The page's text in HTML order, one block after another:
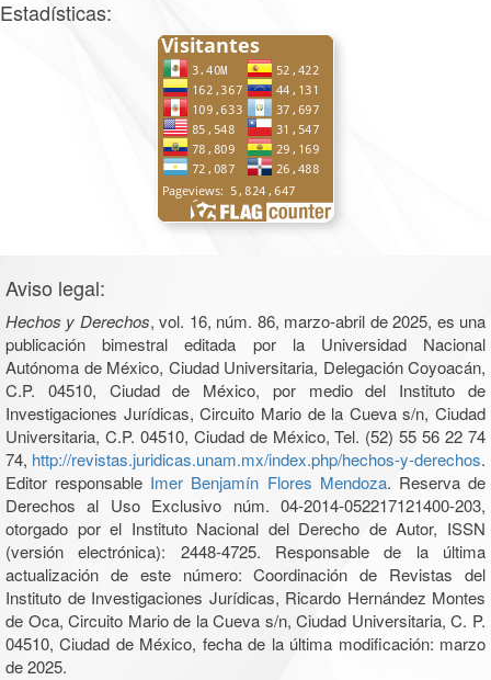
Estadísticas:
Aviso legal:
Hechos y Derechos, vol. 16, núm. 86, marzo-abril de 2025, es una
publicación bimestral editada por la Universidad Nacional
Autónoma de México, Ciudad Universitaria, Delegación Coyoacán,
C.P. 04510, Ciudad de México, por medio del Instituto de
Investigaciones Jurídicas, Circuito Mario de la Cueva s/n, Ciudad
Universitaria, C.P. 04510, Ciudad de México, Tel. (52) 55 56 22 74
74, http://revistas.juridicas.unam.mx/index.php/hechos-y-derechos.
Editor responsable Imer Benjamín Flores Mendoza. Reserva de
Derechos al Uso Exclusivo núm. 04-2014-052217121400-203,
otorgado por el Instituto Nacional del Derecho de Autor, ISSN
(versión electrónica): 2448-4725. Responsable de la última
actualización de este número: Coordinación de Revistas del
Instituto de Investigaciones Jurídicas, Ricardo Hernández Montes
de Oca, Circuito Mario de la Cueva s/n, Ciudad Universitaria, C. P.
04510, Ciudad de México, fecha de la última modificación: marzo
de 2025.